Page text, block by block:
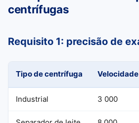
centrífugas
Requisito 1: precisão de
Tipo de centrífuga
Industrial 3 000